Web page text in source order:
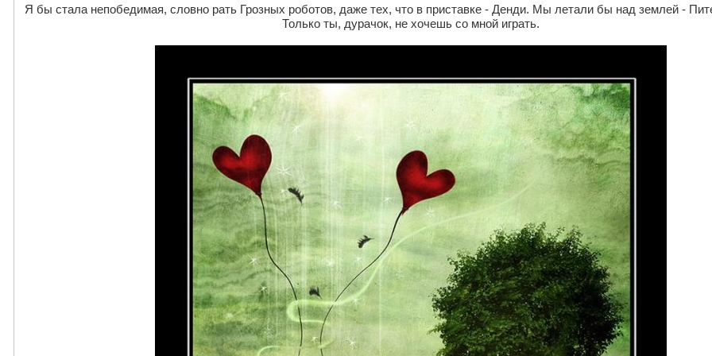
Я бы стала непобедимая, словно рать Грозных роботов, даже тех, что в приставке - Денди. Мы летали бы над землей -
Только ты, дурачок, не хочешь со мной играть.